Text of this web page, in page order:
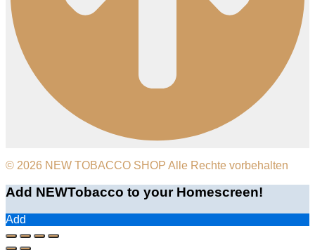
© 2026 NEW TOBACCO SHOP Alle Rechte vorbehalten
Add NEWTobacco to your Homescreen!
Add